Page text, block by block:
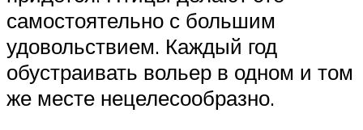
самостоятельно с большим
удовольствием. Каждый год
обустраивать вольер в одном и том
же месте нецелесообразно.